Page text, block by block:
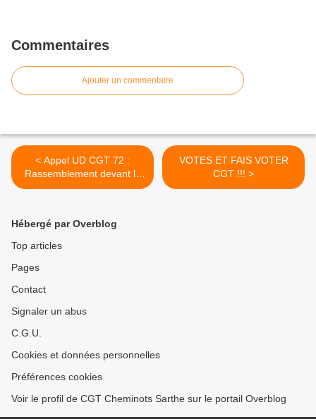
Commentaires
Ajouter un commentaire
< Appel UD CGT 72 :
Rassemblement devant le
Medef sarthois, vendredi 16
VOTES ET FAIS VOTER
CGT !!! >
Hébergé par Overblog
Top articles
Pages
Contact
Signaler un abus
C.G.U.
Cookies et données personnelles
Préférences cookies
Voir le profil de CGT Cheminots Sarthe sur le portail Overblog